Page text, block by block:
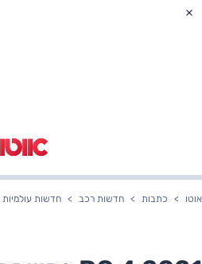
אוטו כתבות חדשות רכב חדשות עולמיות